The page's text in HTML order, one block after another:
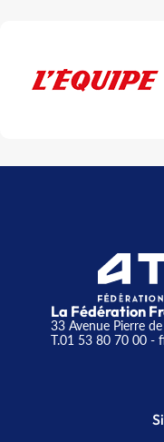
La Fédération
33 Avenue Pierre
T.01 53 80 70 00-